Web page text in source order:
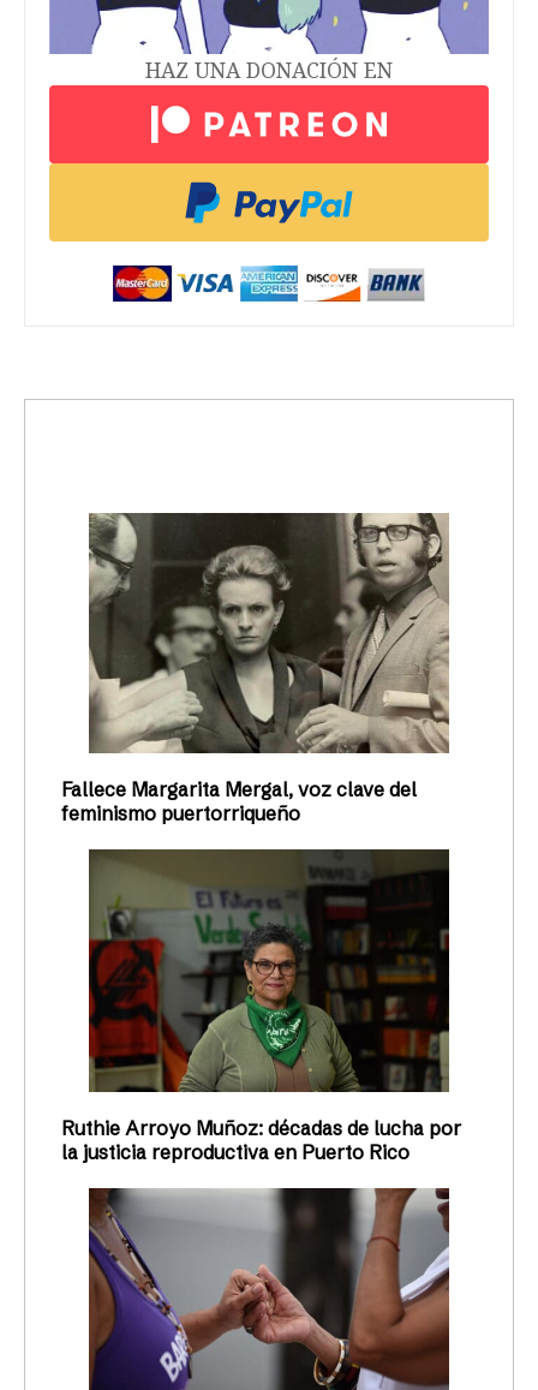
HAZ UNA DONACIÓN EN
Fallece Margarita Mergal, voz clave del
feminismo puertorriqueño
Ruthie Arroyo Muñoz: décadas de lucha por
la justicia reproductiva en Puerto Rico